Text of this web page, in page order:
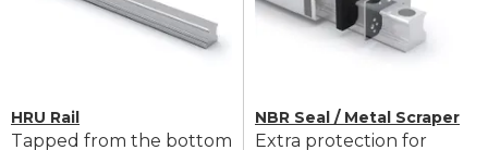
HRU Rail
Tapped from the bottom
NBR Seal / Metal Scraper
Extra protection for